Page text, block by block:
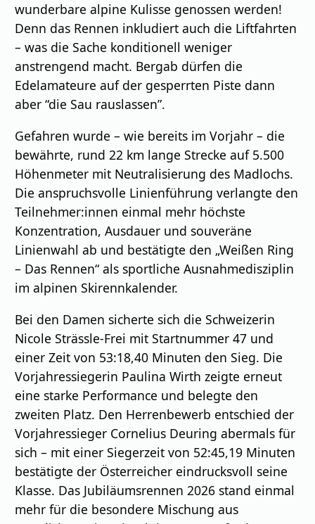
wunderbare alpine Kulisse genossen werden!
Denn das Rennen inkludiert auch die Liftfahrten
– was die Sache konditionell weniger
anstrengend macht. Bergab dürfen die
Edelamateure auf der gesperrten Piste dann
aber “die Sau rauslassen”.
Gefahren wurde – wie bereits im Vorjahr – die
bewährte, rund 22 km lange Strecke auf 5.500
Höhenmeter mit Neutralisierung des Madlochs.
Die anspruchsvolle Linienführung verlangte den
Teilnehmer:innen einmal mehr höchste
Konzentration, Ausdauer und souveräne
Linienwahl ab und bestätigte den „Weißen Ring
– Das Rennen“ als sportliche Ausnahmedisziplin
im alpinen Skirennkalender.
Bei den Damen sicherte sich die Schweizerin
Nicole Strässle-Frei mit Startnummer 47 und
einer Zeit von 53:18,40 Minuten den Sieg. Die
Vorjahressiegerin Paulina Wirth zeigte erneut
eine starke Performance und belegte den
zweiten Platz. Den Herrenbewerb entschied der
Vorjahressieger Cornelius Deuring abermals für
sich – mit einer Siegerzeit von 52:45,19 Minuten
bestätigte der Österreicher eindrucksvoll seine
Klasse. Das Jubiläumsrennen 2026 stand einmal
mehr für die besondere Mischung aus